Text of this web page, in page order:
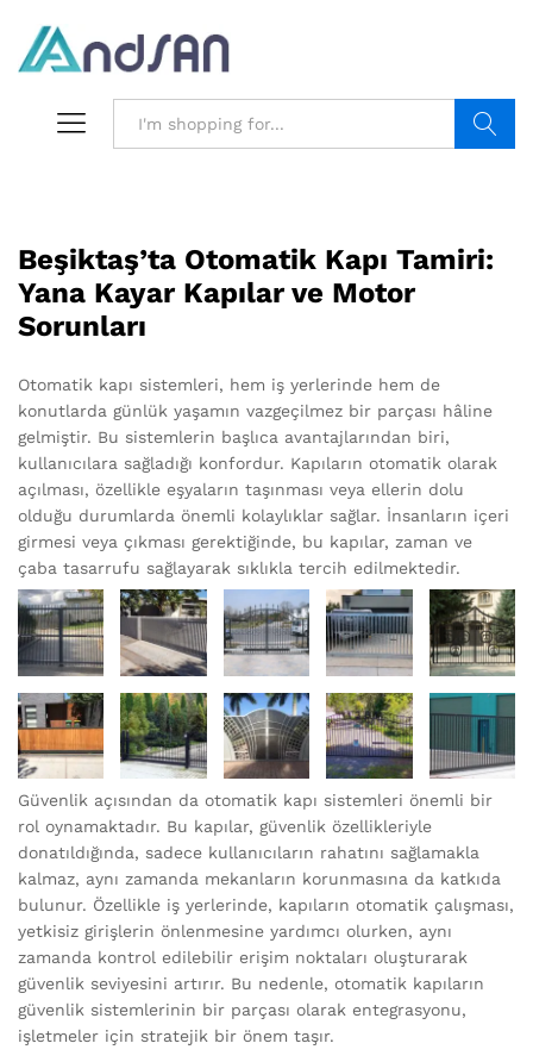
Beşiktaş’ta Otomatik Kapı Tamiri:
Yana Kayar Kapılar ve Motor
Sorunları
Otomatik kapı sistemleri, hem iş yerlerinde hem de
konutlarda günlük yaşamın vazgeçilmez bir parçası hâline
gelmiştir. Bu sistemlerin başlıca avantajlarından biri,
kullanıcılara sağladığı konfordur. Kapıların otomatik olarak
açılması, özellikle eşyaların taşınması veya ellerin dolu
olduğu durumlarda önemli kolaylıklar sağlar. İnsanların içeri
girmesi veya çıkması gerektiğinde, bu kapılar, zaman ve
çaba tasarrufu sağlayarak sıklıkla tercih edilmektedir.
Güvenlik açısından da otomatik kapı sistemleri önemli bir
rol oynamaktadır. Bu kapılar, güvenlik özellikleriyle
donatıldığında, sadece kullanıcıların rahatını sağlamakla
kalmaz, aynı zamanda mekanların korunmasına da katkıda
bulunur. Özellikle iş yerlerinde, kapıların otomatik çalışması,
yetkisiz girişlerin önlenmesine yardımcı olurken, aynı
zamanda kontrol edilebilir erişim noktaları oluşturarak
güvenlik seviyesini artırır. Bu nedenle, otomatik kapıların
güvenlik sistemlerinin bir parçası olarak entegrasyonu,
işletmeler için stratejik bir önem taşır.